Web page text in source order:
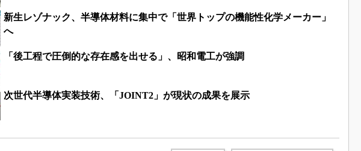
新生レゾナック、半導体材料に集中で「世界トップの機能性化学メーカー」
へ
「後工程で圧倒的な存在感を出せる」、昭和電工が強調
次世代半導体実装技術、「JOINT2」が現状の成果を展示